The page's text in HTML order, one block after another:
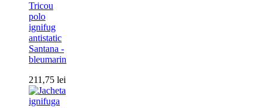
Tricou
polo
ignifug
antistatic
Santana -
bleumarin
211,75 lei